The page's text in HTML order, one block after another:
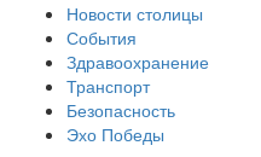
Новости столицы
События
Здравоохранение
Транспорт
Безопасность
Эхо Победы